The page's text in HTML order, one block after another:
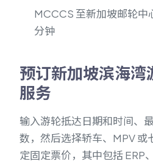
MCCCS 至新加坡邮轮中
分钟
预订新加坡滨海湾
服务
输入游轮抵达日期和时间、
数，然后选择轿车、MPV 或
定固定票价，其中包括 ERP